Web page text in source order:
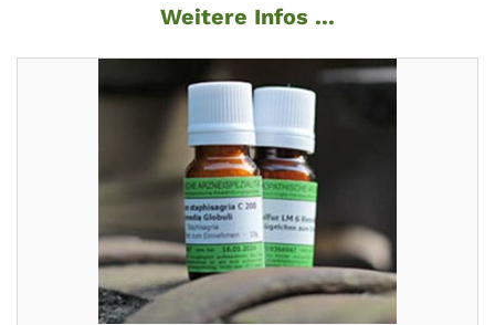
Weitere Infos ...